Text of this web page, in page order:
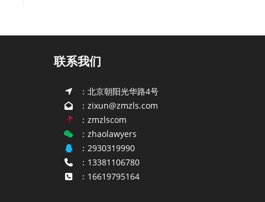
联系我们
：北京朝阳光华路4号
：zixun@zmzls.com
：zmzlscom
：zhaolawyers
：2930319990
：13381106780
：16619795164